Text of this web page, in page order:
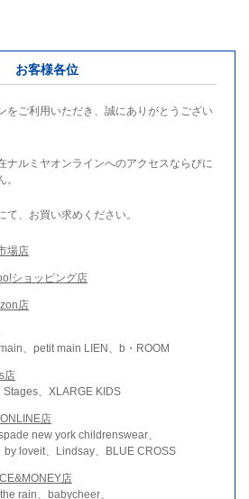
お客様各位
をご利用いただき、誠にありがとうござい
ナルミヤオンラインへのアクセスならびに
、お買い求めください。
場店
ショッピング店
店
、petit main LIEN、b・ROOM
店
、XLARGE KIDS
店
new york childrenswear、
by loveit、Lindsay、BLUE CROSS
店
rain、babycheer、